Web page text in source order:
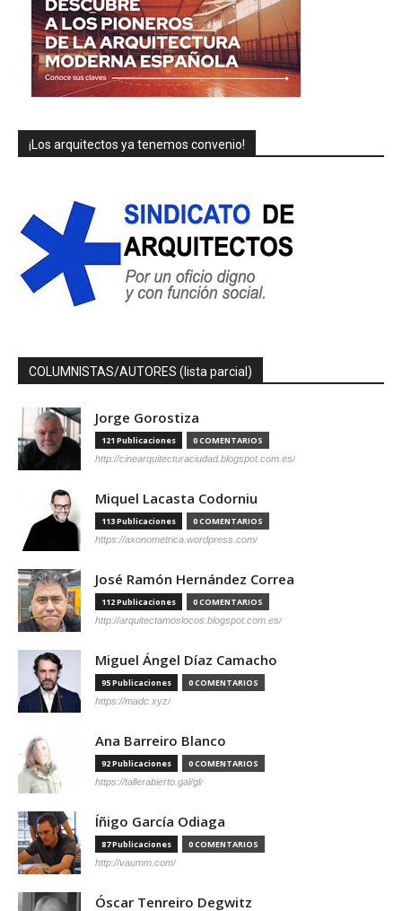
¡Los arquitectos ya tenemos convenio!
COLUMNISTAS/AUTORES (lista parcial)
Jorge Gorostiza
121 Publicaciones 0 COMENTARIOS
http://cinearquitecturaciudad.blogspot.com.es/
Miquel Lacasta Codorniu
113 Publicaciones 0 COMENTARIOS
https://axonometrica.wordpress.com/
José Ramón Hernández Correa
112 Publicaciones 0 COMENTARIOS
http://arquitectamoslocos.blogspot.com.es/
Miguel Ángel Díaz Camacho
95 Publicaciones 0 COMENTARIOS
https://madc.xyz/
Ana Barreiro Blanco
92 Publicaciones 0 COMENTARIOS
https://tallerabierto.gal/gl/
Íñigo García Odiaga
87 Publicaciones 0 COMENTARIOS
http://vaumm.com/
Óscar Tenreiro Degwitz